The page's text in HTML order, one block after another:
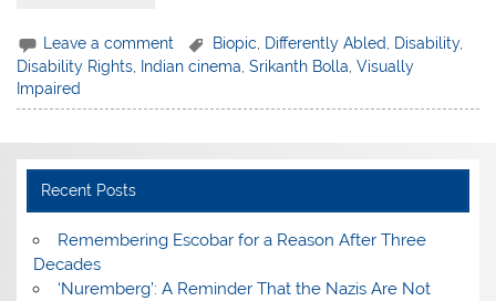
Leave a comment Biopic Differently Abled Disability,
Disability Rights, Indian cinema,Srikanth Bolla,Visually
Impaired
Recent Posts
​Remembering Escobar for a Reason After Three
Decades
‘Nuremberg’: A Reminder That the Nazis Are Not